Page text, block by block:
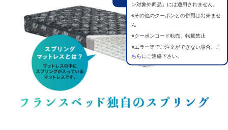
ン対象外商品」には適用されません。
※その他のクーポンとの併用は出来ませ
ん
※クーポンコード転売、転載禁止
※エラー等でご注文ができない場合、
こ
ちらにご連絡下さい。